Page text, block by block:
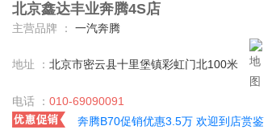
北京鑫达丰业奔腾4S店
主营品牌 ： 一汽奔腾
地址 ： 北京市密云县十里堡镇彩虹门北100米
电话 ： 010-69090091
奔腾B70促销优惠3.5万 欢迎到店赏鉴